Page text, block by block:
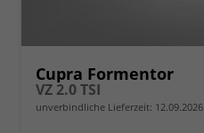
Cupra Formentor
VZ 2.0 TSI
unverbindliche Lieferzeit: 12.09.2026